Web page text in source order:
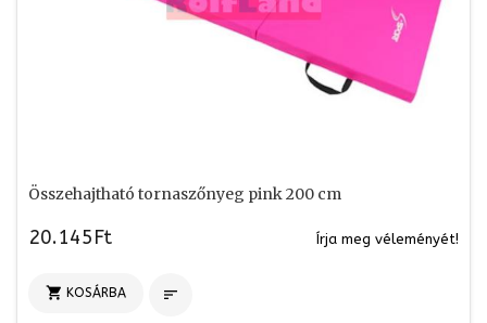
Összehajtható tornaszőnyeg pink 200 cm
20.145Ft Írja meg véleményét!
 KOSÁRBA 